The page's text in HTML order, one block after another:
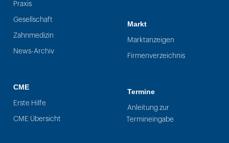
Praxis
Gesellschaft
Zahnmedizin
News-Archiv
CME
Erste Hilfe
CME Übersicht
Markt
Marktanzeigen
Firmenverzeichnis
Termine
Anleitung zur
Termineingabe